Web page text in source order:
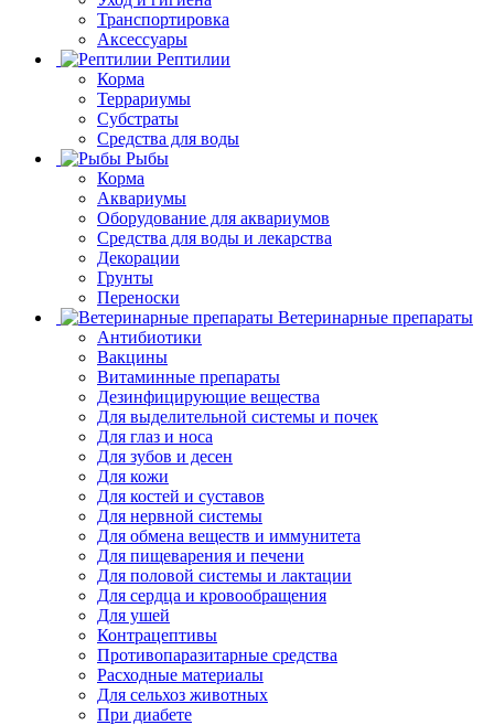
Транспортировка
Аксессуары
Рептилии
Корма
Террариумы
Субстраты
Средства для воды
Рыбы
Корма
Аквариумы
Оборудование для аквариумов
Средства для воды и лекарства
Декорации
Грунты
Переноски
Ветеринарные препараты
Антибиотики
Вакцины
Витаминные препараты
Дезинфицирующие вещества
Для выделительной системы и почек
Для глаз и носа
Для зубов и десен
Для кожи
Для костей и суставов
Для нервной системы
Для обмена веществ и иммунитета
Для пищеварения и печени
Для половой системы и лактации
Для сердца и кровообращения
Для ушей
Контрацептивы
Противопаразитарные средства
Расходные материалы
Для сельхоз животных
При диабете